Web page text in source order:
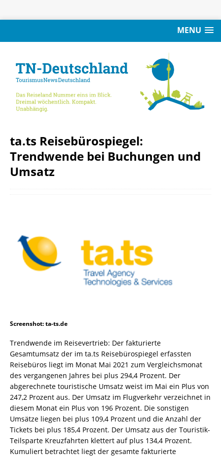
MENU
ta.ts Reisebürospiegel:
Trendwende bei Buchungen und
Umsatz
Screenshot: ta-ts.de
Trendwende im Reisevertrieb: Der fakturierte
Gesamtumsatz der im ta.ts Reisebürospiegel erfassten
Reisebüros liegt im Monat Mai 2021 zum Vergleichsmonat
des vergangenen Jahres bei plus 294,4 Prozent. Der
abgerechnete touristische Umsatz weist im Mai ein Plus von
247,2 Prozent aus. Der Umsatz im Flugverkehr verzeichnet in
diesem Monat ein Plus von 196 Prozent. Die sonstigen
Umsätze liegen bei plus 109,4 Prozent und die Anzahl der
Tickets bei plus 185,4 Prozent. Der Umsatz aus der Touristik-
Teilsparte Kreuzfahrten klettert auf plus 134,4 Prozent.
Kumuliert betrachtet liegt der gesamte fakturierte